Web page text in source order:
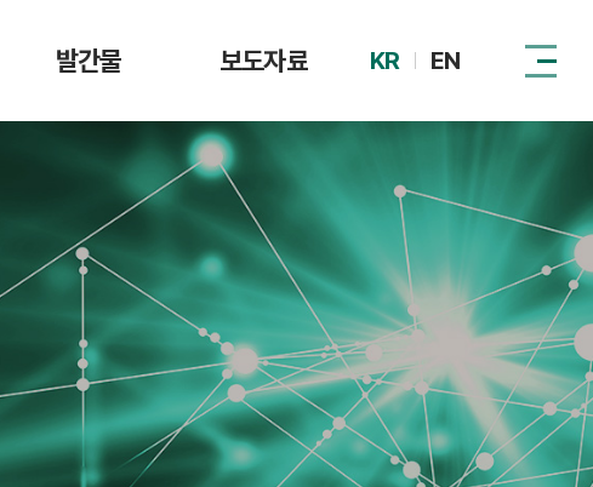
발간물
디지털자산시장 제도
이슈리포트
정책 자료집
보도자료
관계기관
KR EN